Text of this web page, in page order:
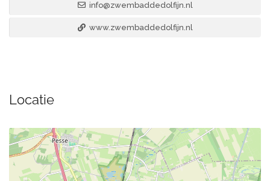
info@zwembaddedolfijn.nl
www.zwembaddedolfijn.nl
Locatie